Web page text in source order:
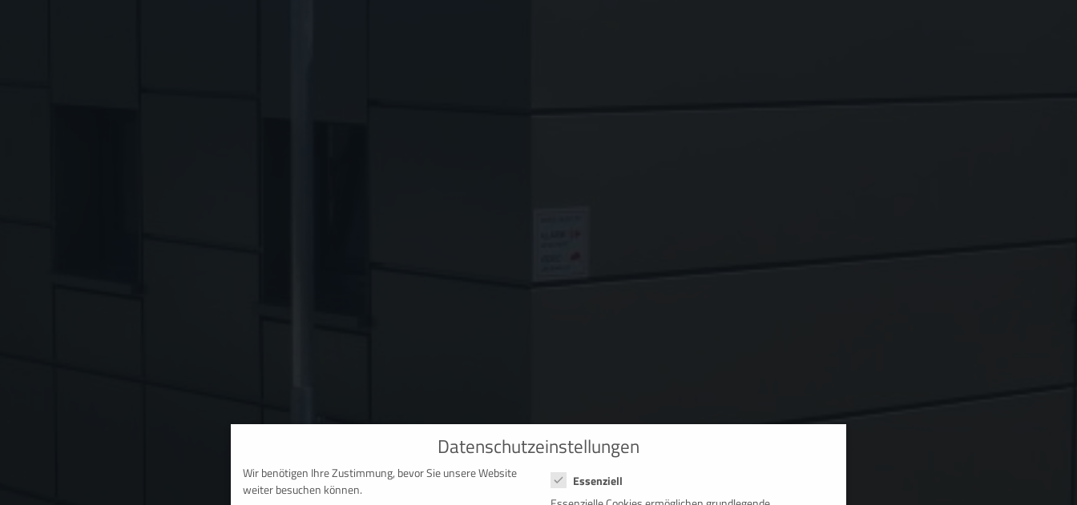
Datenschutzeinstellungen
Wir benötigen Ihre Zustimmung, bevor Sie unsere Website
weiter besuchen können.
Essenziell